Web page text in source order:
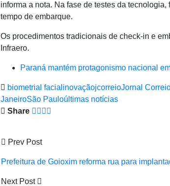
informa a nota. Na fase de testes da
tempo de embarque.
Os procedimentos tradicionais de check-in e
Infraero.
Paraná mantém protagonismo nacional
biometrial facial inovaçãojcorreioJornal
JaneiroSão Pauloúltimas notícias
Share
Prev Post
Prefeitura de Goioxim reforma rua para
Next Post